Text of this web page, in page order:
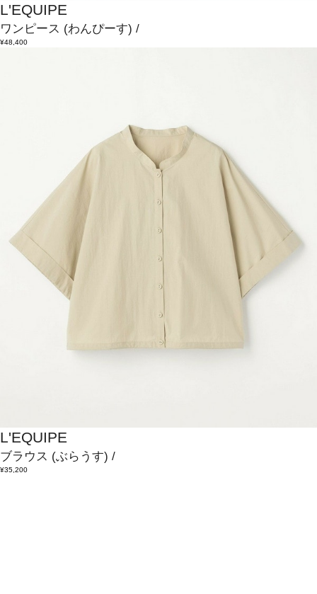
L'EQUIPE
ワンピース (わんぴーす) /
¥48,400
L'EQUIPE
ブラウス (ぶらうす) /
¥35,200